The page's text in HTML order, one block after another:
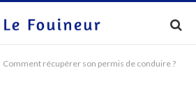
Comment récupérer son permis de conduire ?